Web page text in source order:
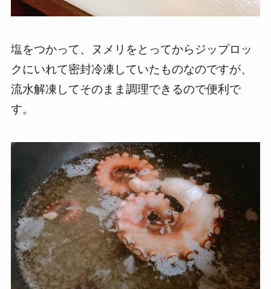
塩をつかって、ヌメリをとってからジップロッ
クにいれて密封冷凍していたものなのですが、
流水解凍してそのまま調理できるので便利で
す。